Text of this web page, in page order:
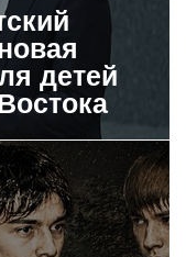
детей